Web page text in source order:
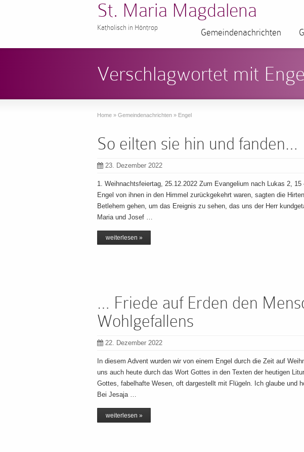
St. Maria Magdalena
Katholisch in Höntrop Gemeindenachrichten
Verschlagwortet mit
Home » Gemeindenachrichten » Engel
So eilten sie hin und fanden…
23. Dezember 2022
1. Weihnachtsfeiertag, 25.12.2022 Zum Evangelium nach Lukas 2,
Engel von ihnen in den Himmel zurückgekehrt waren, sagten die
Betlehem gehen, um das Ereignis zu sehen, das uns der Herr
Maria und Josef …
weiterlesen »
… Friede auf Erden den
Wohlgefallens
22. Dezember 2022
In diesem Advent wurden wir von einem Engel durch die Zeit auf
uns auch heute durch das Wort Gottes in den Texten der heutigen
Gottes, fabelhafte Wesen, oft dargestellt mit Flügeln. Ich glaube und
Bei Jesaja …
weiterlesen »